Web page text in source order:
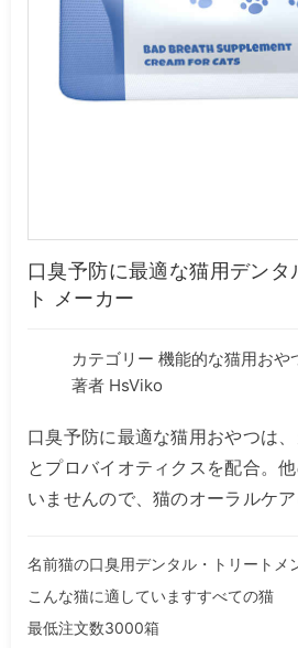
口臭予防に最適な猫用デンタ
ト メーカー
カテゴリー 機能的な猫用おや
著者 HsViko
口臭予防に最適な猫用おやつは
とプロバイオティクスを配合。
いませんので、猫のオーラルケア
名前猫の口臭用デンタル・トリートメ
こんな猫に適していますすべての猫
最低注文数3000箱